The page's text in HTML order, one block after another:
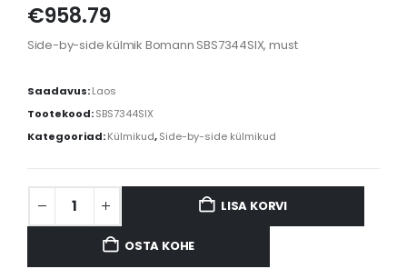
€958.79
Side-by-side külmik Bomann SBS7344SIX, must
Saadavus:Laos
Tootekood:SBS7344SIX
Kategooriad:Külmikud,Side-by-side külmikud
LISA KORVI
OSTA KOHE